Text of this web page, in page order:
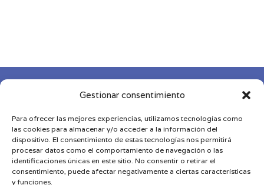
Gestionar consentimiento
Para ofrecer las mejores experiencias, utilizamos tecnologías como
las cookies para almacenar y/o acceder a la información del
dispositivo. El consentimiento de estas tecnologías nos permitirá
procesar datos como el comportamiento de navegación o las
identificaciones únicas en este sitio. No consentir o retirar el
consentimiento, puede afectar negativamente a ciertas características
y funciones.


